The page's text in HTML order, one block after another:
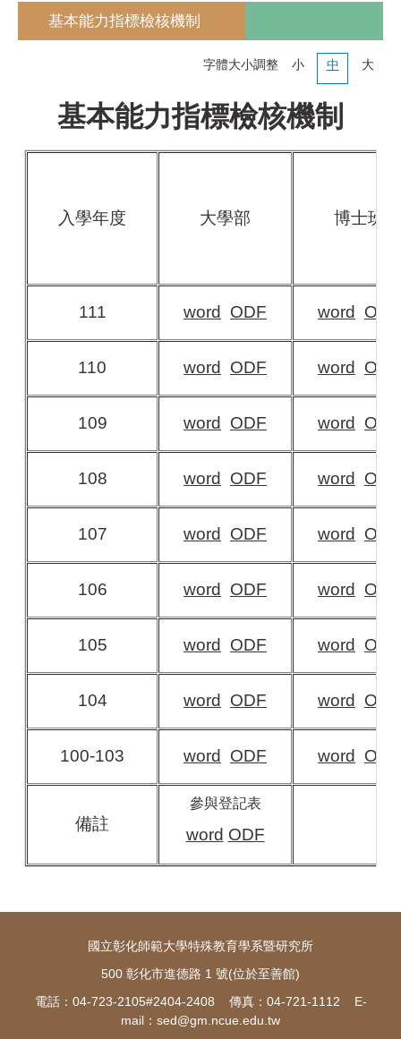
基本能力指標檢核機制
字體大小調整 小 中 大
基本能力指標檢核機制
入學年度 大學部 博士班
111 word ODF word ODF
110 word ODF word ODF
109 word ODF word ODF
108 word ODF word ODF
107 word ODF word ODF
106 word ODF word ODF
105 word ODF word ODF
104 word ODF word ODF
100-103 word ODF word ODF
備註
參與登記表
word ODF
國立彰化師範大學特殊教育學系暨研究所
500 彰化市進德路 1 號(位於至善館)
電話：04-723-2105#2404-2408 傳真：04-721-1112 E-
mail： sed@gm.ncue.edu.tw